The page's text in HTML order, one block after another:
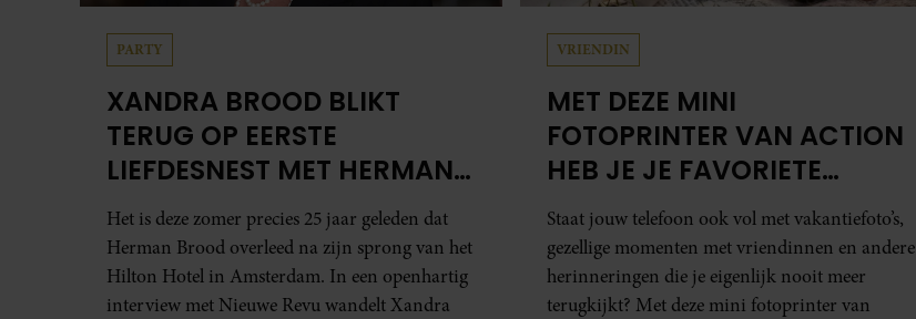
PARTY
XANDRA BROOD BLIKT
TERUG OP EERSTE
LIEFDESNEST MET HERMAN
BROOD: “HIER IS LOLA
GEBOREN”
Het is deze zomer precies 25 jaar geleden dat
Herman Brood overleed na zijn sprong van het
Hilton Hotel in Amsterdam. In een openhartig
interview met Nieuwe Revu wandelt Xandra
VRIENDIN
MET DEZE MINI
FOTOPRINTER VAN ACTION
HEB JE JE FAVORIETE
FOTO’S BINNEN ÉÉN MINUUT
IN HANDEN
Staat jouw telefoon ook vol met vakantiefoto’s,
gezellige momenten met vriendinnen en andere
herinneringen die je eigenlijk nooit meer
terugkijkt? Met deze mini fotoprinter van